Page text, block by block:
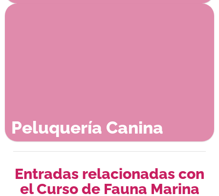
Peluquería Canina
Entradas relacionadas con
el Curso de Fauna Marina